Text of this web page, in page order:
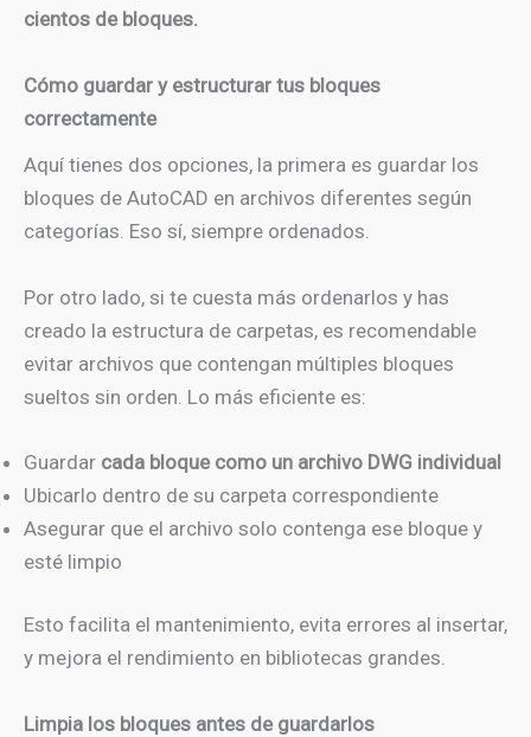
cientos de bloques.
Cómo guardar y estructurar tus bloques
correctamente
Aquí tienes dos opciones, la primera es guardar los
bloques de AutoCAD en archivos diferentes según
categorías. Eso sí, siempre ordenados.
Por otro lado, si te cuesta más ordenarlos y has
creado la estructura de carpetas, es recomendable
evitar archivos que contengan múltiples bloques
sueltos sin orden. Lo más eficiente es:
Guardar cada bloque como un archivo DWG individual
Ubicarlo dentro de su carpeta correspondiente
Asegurar que el archivo solo contenga ese bloque y
esté limpio
Esto facilita el mantenimiento, evita errores al insertar,
y mejora el rendimiento en bibliotecas grandes.
Limpia los bloques antes de guardarlos